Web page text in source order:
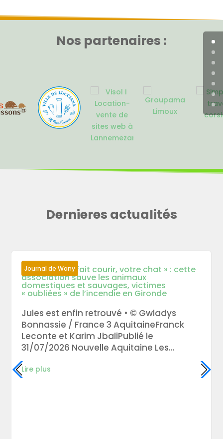
Nos partenaires :
Dernieres actualités
Journal de Wany
« Il nous aura fait courir, votre chat » : cette
association sauve les animaux
domestiques et sauvages, victimes
« oubliées » de l’incendie en Gironde
Jules est enfin retrouvé • © Gwladys
Bonnassie / France 3 AquitaineFranck
Leconte et Karim JbaliPublié le
31/07/2026 Nouvelle Aquitaine Les...
Lire plus